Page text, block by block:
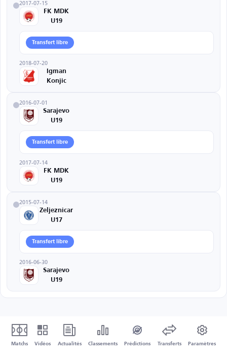
2017-07-15
FK MDK
U19
Transfert libre
2018-07-20
Igman
Konjic
2016-07-01
Sarajevo
U19
Transfert libre
2017-07-14
FK MDK
U19
2015-07-14
Zeljeznicar
U17
Transfert libre
2016-06-30
Sarajevo
U19
Matchs Vidéos Actualités Classements Prédictions Transferts Paramètres